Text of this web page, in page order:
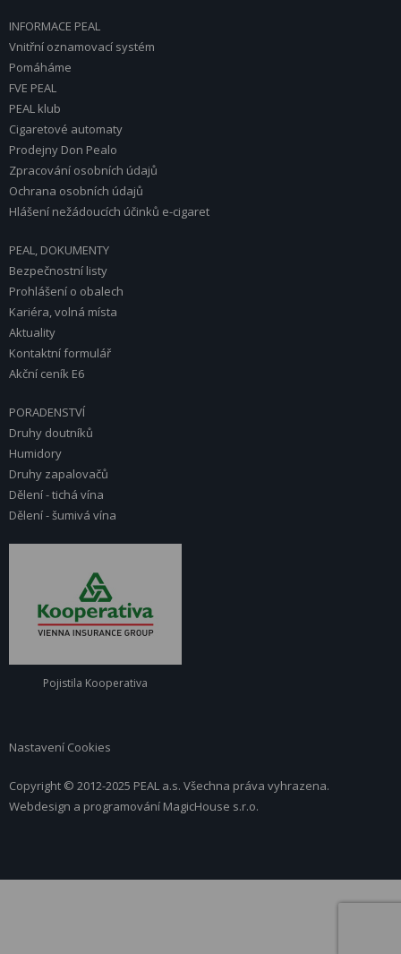
INFORMACE PEAL
Vnitřní oznamovací systém
Pomáháme
FVE PEAL
PEAL klub
Cigaretové automaty
Prodejny Don Pealo
Zpracování osobních údajů
Ochrana osobních údajů
Hlášení nežádoucích účinků e-cigaret
PEAL, DOKUMENTY
Bezpečnostní listy
Prohlášení o obalech
Kariéra, volná místa
Aktuality
Kontaktní formulář
Akční ceník E6
PORADENSTVÍ
Druhy doutníků
Humidory
Druhy zapalovačů
Dělení - tichá vína
Dělení - šumivá vína
Pojistila Kooperativa
Nastavení Cookies
Copyright © 2012-2025 PEAL a.s. Všechna práva vyhrazena.
Webdesign a programování MagicHouse s.r.o.